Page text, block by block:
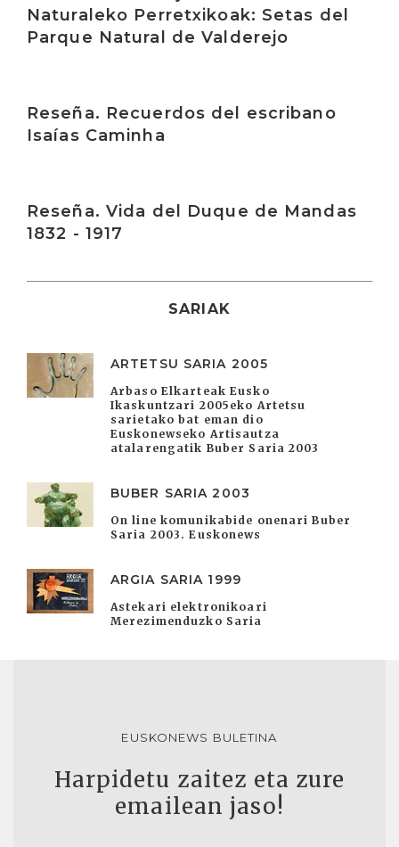
Naturaleko Perretxikoak: Setas del
Parque Natural de Valderejo
Reseña. Recuerdos del escribano
Isaías Caminha
Reseña. Vida del Duque de Mandas
1832 - 1917
SARIAK
ARTETSU SARIA 2005
Arbaso Elkarteak Eusko
Ikaskuntzari 2005eko Artetsu
sarietako bat eman dio
Euskonewseko Artisautza
atalarengatik Buber Saria 2003
BUBER SARIA 2003
On line komunikabide onenari Buber
Saria 2003. Euskonews
ARGIA SARIA 1999
Astekari elektronikoari
Merezimenduzko Saria
EUSKONEWS BULETINA
Harpidetu zaitez eta zure
emailean jaso!